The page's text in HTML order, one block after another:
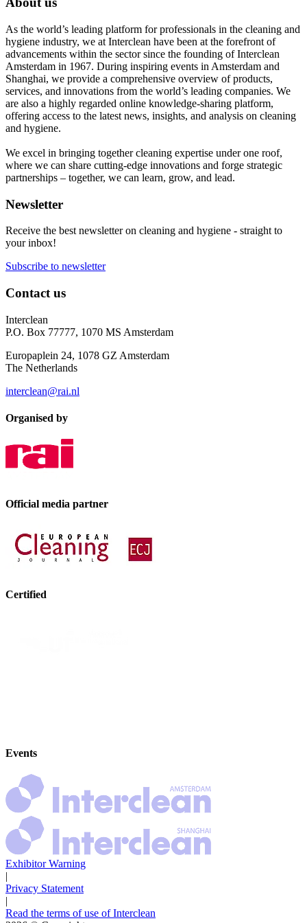
As the world’s leading platform for professionals in the cleaning and
hygiene industry, we at Interclean have been at the forefront of
advancements within the sector since the founding of Interclean
Amsterdam in 1967. During inspiring events in Amsterdam and
Shanghai, we provide a comprehensive overview of products,
services, and innovations from the world’s leading companies. We
are also a highly regarded online knowledge-sharing platform,
offering access to the latest news, insights, and analysis on cleaning
and hygiene.
We excel in bringing together cleaning expertise under one roof,
where we can share cutting-edge innovations and forge strategic
partnerships – together, we can learn, grow, and lead.
Newsletter
Receive the best newsletter on cleaning and hygiene - straight to
your inbox!
Subscribe to newsletter
Contact us
Interclean
P.O. Box 77777, 1070 MS Amsterdam
Europaplein 24, 1078 GZ Amsterdam
The Netherlands
interclean@rai.nl
Organised by
Official media partner
Certified
Events
Exhibitor Warning
|
Privacy Statement
|
Read the terms of use of Interclean